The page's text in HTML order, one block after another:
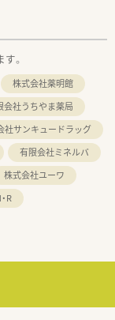
。
株式会社薬明館
会社うちやま薬局
社サンキュードラッグ
有限会社ミネルバ
株式会社ユーワ
R